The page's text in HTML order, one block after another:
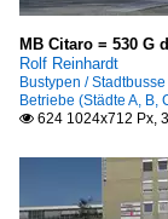
MB Citaro = 530 G
Rolf Reinhardt
Bustypen /
Betriebe (Städte A, B,
 624 1024x712 Px,